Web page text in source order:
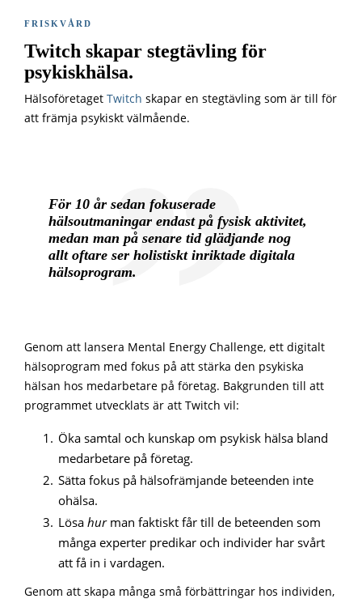
FRISKVÅRD
Twitch skapar stegtävling för
psykiskhälsa.
Hälsoföretaget Twitch skapar en stegtävling som är till för
att främja psykiskt välmående.
För 10 år sedan fokuserade
hälsoutmaningar endast på fysisk aktivitet,
medan man på senare tid glädjande nog
allt oftare ser holistiskt inriktade digitala
hälsoprogram.
Genom att lansera Mental Energy Challenge, ett digitalt
hälsoprogram med fokus på att stärka den psykiska
hälsan hos medarbetare på företag. Bakgrunden till att
programmet utvecklats är att Twitch vil:
Öka samtal och kunskap om psykisk hälsa bland
medarbetare på företag.
Sätta fokus på hälsofrämjande beteenden inte
ohälsa.
Lösa hurman faktiskt får till de beteenden som
många experter predikar och individer har svårt
att få in i vardagen.
Genom att skapa många små förbättringar hos individen,